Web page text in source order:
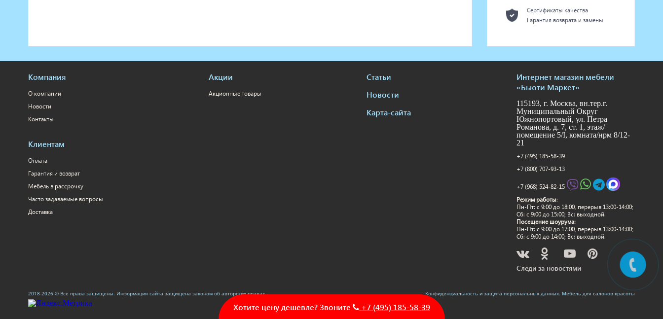
Сертификаты качества
Гарантия возврата и замены
Компания
О компании
Новости
Контакты
Клиентам
Оплата
Гарантия и возврат
Мебель в рассрочку
Часто задаваемые вопросы
Доставка
Акции
Акционные товары
Статьи
Новости
Карта-сайта
Интернет магазин мебели
«Бьюти Маркет»
115193, г. Москва, вн.тер.г.
Муниципальный Округ
Южнопортовый, ул. Петра
Романова, д. 7, ст. 1, этаж/
помещение 5/I, комната/нрм 8/12-
21
+7 (495) 185-58-39
+7 (800) 707-93-13
+7 (968) 524-82-15
Режим работы:
Пн-Пт: c 9:00 до 18:00, перерыв 13:00-14:00;
Сб: с 9:00 до 15:00; Вс: выходной.
Посещение шоурума:
Пн-Пт: c 9:00 до 17:00, перерыв 13:00-14:00;
Сб: с 9:00 до 14:00; Вс: выходной.
Следи за новостями
2018-2026 © Все права защищены. Информация сайта защищена законом об авторских правах. Конфиденциальность и защита персональных данных. Мебель для салонов красоты
Хотите цену дешевле? Звоните +7 (495) 185-58-39